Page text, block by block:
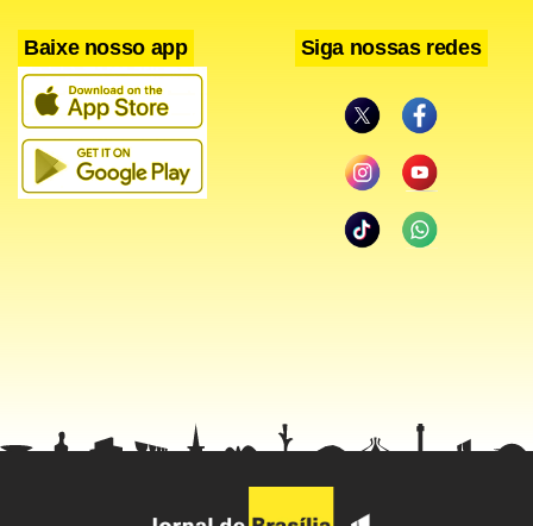
Baixe nosso app Siga nossas redes